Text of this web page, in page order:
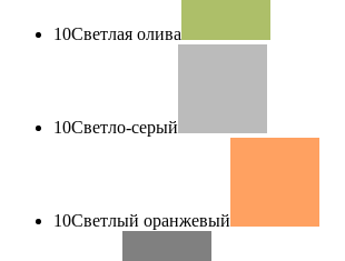
10Светлая олива
10Светло-серый
10Светлый оранжевый